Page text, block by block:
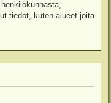
tiedot, kuten alueet joita